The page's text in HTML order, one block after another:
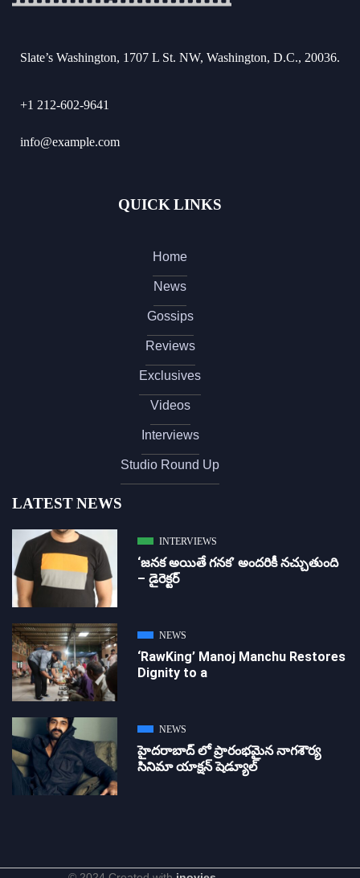
Slate’s Washington, 1707 L St. NW, Washington, D.C., 20036.
+1 212-602-9641
info@example.com
QUICK LINKS
Home
News
Gossips
Reviews
Exclusives
Videos
Interviews
Studio Round Up
LATEST NEWS
INTERVIEWS
‘జ‌న‌క అయితే గ‌న‌క‌’ అందరికీ నచ్చుతుంది
– డైరెక్ట‌ర్
NEWS
‘RawKing’ Manoj Manchu Restores
Dignity to a
NEWS
హైదరాబాద్ లో ప్రారంభమైన నాగశౌర్య
సినిమా యాక్షన్ షెడ్యూల్